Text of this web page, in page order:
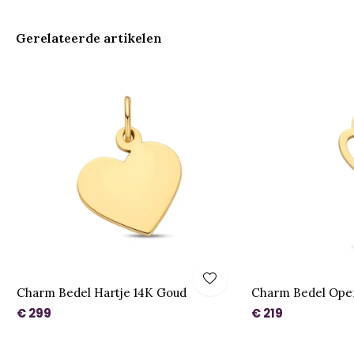
Gerelateerde artikelen
Charm Bedel Hartje 14K Goud
€ 299
Charm Bedel
€ 219